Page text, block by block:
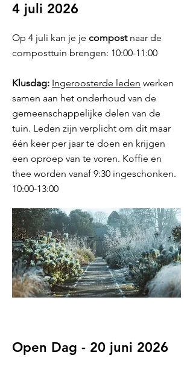
4 juli 2026
Op 4 juli kan je je compostnaar de
composttuin brengen: 10:00-11:00
Klusdag: Ingeroosterde leden werken
samen aan het onderhoud van de
gemeenschappelijke delen van de
tuin. Leden zijn verplicht om dit maar
één keer per jaar te doen en krijgen
een oproep van te voren. Koffie en
thee worden vanaf 9:30 ingeschonken.
10:00-13:00
Open Dag - 20 juni 2026